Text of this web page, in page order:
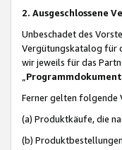
2. Ausgeschlossene
Unbeschadet des
Vergütungskatalog für
wir jeweils für das
Ferner gelten folgende
(a) Produktkäufe, die
(b)